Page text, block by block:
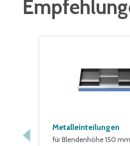
Metalleinteilungen
für Blendenhöhe 150 mm